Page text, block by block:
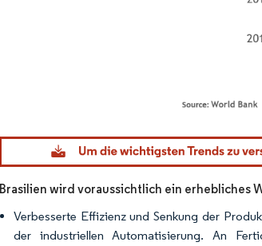
Bild © Mordor Intelligence. Wiederverwendung erfordert
Brasilien wird voraussichtlich ein erhebliches
Verbesserte Effizienz und Senkung der
der industriellen Automatisierung. An